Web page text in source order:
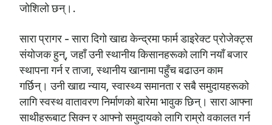
जोशिलो छन्।.
सारा प्रागर - सारा दिगो खाद्य केन्द्रमा फार्म डाइरेक्ट प्रोजेक्ट्स
संयोजक हुन्, जहाँ उनी स्थानीय किसानहरूको लागि नयाँ बजार
स्थापना गर्न र ताजा, स्थानीय खानामा पहुँच बढाउन काम
गर्छिन्। उनी खाद्य न्याय, स्वास्थ्य समानता र सबै समुदायहरूको
लागि स्वस्थ वातावरण निर्माणको बारेमा भावुक छिन्। सारा आफ्ना
साथीहरूबाट सिक्न र आफ्नो समुदायको लागि राम्रो वकालत गर्न